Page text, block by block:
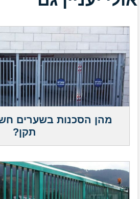
מהן הסכנות בשערים
תקן?